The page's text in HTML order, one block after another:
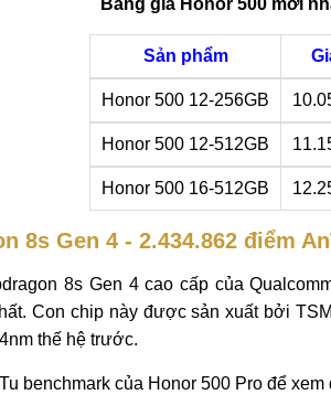
Sản phẩm
Honor 500 12-256GB
Honor 500 12-512GB
Honor 500 16-512GB
8s Gen 4 - 2.434.862 điểm
8s Gen 4 cao cấp của
Con chip này được sản xuất bởi
thế hệ trước.
benchmark của Honor 500 Pro để